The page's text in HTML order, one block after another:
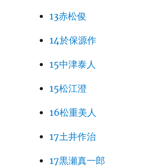
13赤松俊
14於保源作
15中津泰人
15松江澄
16松重美人
17土井作治
17黒瀬真一郎